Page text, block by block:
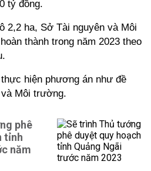
tỷ đồng.
2,2 ha, Sở Tài nguyên và Môi
thành trong năm 2023 theo
hiện phương án như đề
Môi trường.
phê
tỉnh
năm